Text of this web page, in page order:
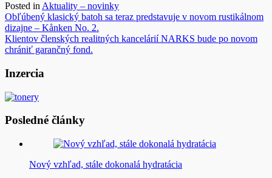
Posted in Aktuality – novinky
Navigácia
v
článku
Obľúbený klasický batoh sa teraz predstavuje v novom rustikálnom
dizajne – Kånken No. 2.
Klientov členských realitných kancelárií NARKS bude po novom
chrániť garančný fond.
Inzercia
Posledné články
Nový vzhľad, stále dokonalá hydratácia